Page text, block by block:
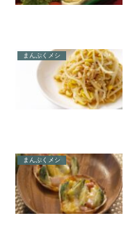
まんぷくメシ
まんぷくメシ